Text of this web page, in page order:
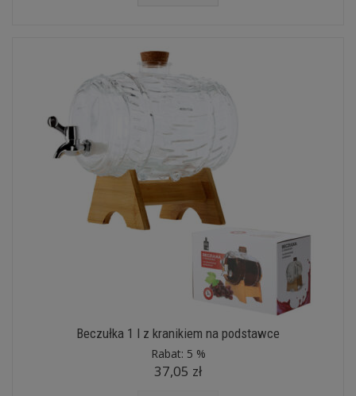
Beczułka 1 l z kranikiem na podstawce
Rabat: 5 %
37,05 zł